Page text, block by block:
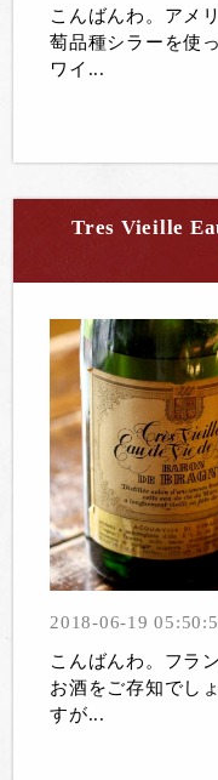
こんばんわ。アメ
萄品種シラーを使
ワイ...
Tres Vieille
2018-06-19
こんばんわ。フラ
お酒をご存知でし
すが...